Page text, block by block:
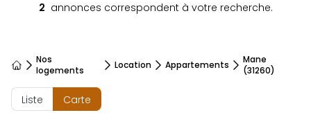
2 annonces correspondent à votre recherche.
Accueil
Nos
logements
Location Appartements
Mane
(31260)
Liste Carte